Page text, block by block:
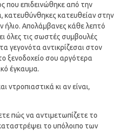
που επιδεινώθηκε από την
κατευθύνθηκες κατευθείαν στην
ήλιο. Απολάμβανες κάθε λεπτό
όλες τις σωστές συμβουλές
γεγονότα αντικρίζεσαι στον
ξενοδοχείο σου αργότερα
έγκαυμα.
ντροπιαστικά κι αν είναι,
πώς να αντιμετωπίζετε το
το υπόλοιπο των